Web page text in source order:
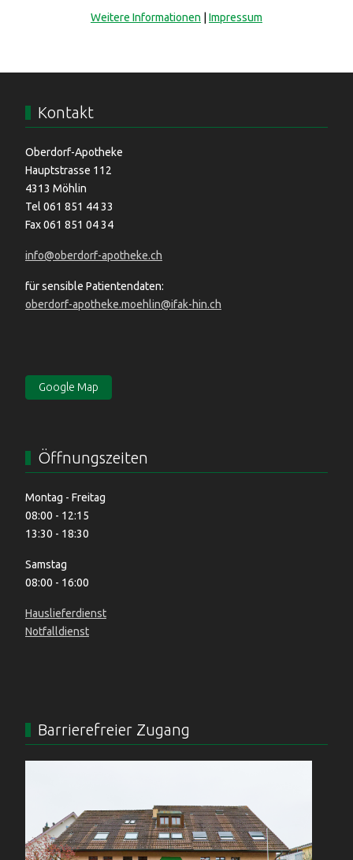
Kontakt
Oberdorf-Apotheke
Hauptstrasse 112
4313 Möhlin
Tel 061 851 44 33
Fax 061 851 04 34
info@oberdorf-apotheke.ch
für sensible Patientendaten:
oberdorf-apotheke.moehlin@ifak-hin.ch
Google Map
Öffnungszeiten
Montag - Freitag
08:00 - 12:15
13:30 - 18:30
Samstag
08:00 - 16:00
Hauslieferdienst
Notfalldienst
Barrierefreier Zugang
Weitere Informationen | Impressum